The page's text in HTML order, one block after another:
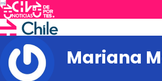
Mariana
Imperdibles